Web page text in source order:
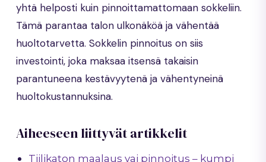
yhtä helposti kuin pinnoittamattomaan sokkeliin.
Tämä parantaa talon ulkonäköä ja vähentää
huoltotarvetta. Sokkelin pinnoitus on siis
investointi, joka maksaa itsensä takaisin
parantuneena kestävyytenä ja vähentyneinä
huoltokustannuksina.
Aiheeseen liittyvät artikkelit
Tiilikaton maalaus vai pinnoitus – kumpi